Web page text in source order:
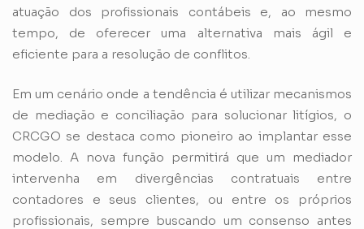
atuação dos profissionais contábeis e, ao mesmo
tempo, de oferecer uma alternativa mais ágil e
eficiente para a resolução de conflitos.
Em um cenário onde a tendência é utilizar mecanismos
de mediação e conciliação para solucionar litígios, o
CRCGO se destaca como pioneiro ao implantar esse
modelo. A nova função permitirá que um mediador
intervenha em divergências contratuais entre
contadores e seus clientes, ou entre os próprios
profissionais, sempre buscando um consenso antes